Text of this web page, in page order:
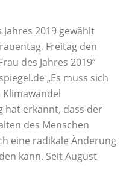
2019 gewählt
Freitag den
des Jahres 2019“
„Es muss sich
hat erkannt, dass der
des Menschen
eine radikale Änderung
kann. Seit August